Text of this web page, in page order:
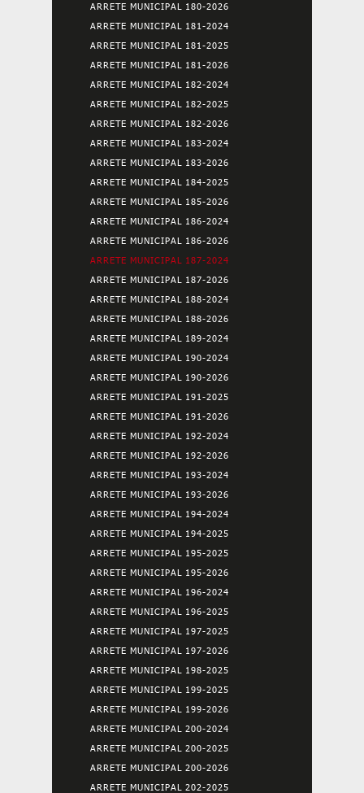
ARRETE MUNICIPAL 180-2026
ARRETE MUNICIPAL 181-2024
ARRETE MUNICIPAL 181-2025
ARRETE MUNICIPAL 181-2026
ARRETE MUNICIPAL 182-2024
ARRETE MUNICIPAL 182-2025
ARRETE MUNICIPAL 182-2026
ARRETE MUNICIPAL 183-2024
ARRETE MUNICIPAL 183-2026
ARRETE MUNICIPAL 184-2025
ARRETE MUNICIPAL 185-2026
ARRETE MUNICIPAL 186-2024
ARRETE MUNICIPAL 186-2026
ARRETE MUNICIPAL 187-2024
ARRETE MUNICIPAL 187-2026
ARRETE MUNICIPAL 188-2024
ARRETE MUNICIPAL 188-2026
ARRETE MUNICIPAL 189-2024
ARRETE MUNICIPAL 190-2024
ARRETE MUNICIPAL 190-2026
ARRETE MUNICIPAL 191-2025
ARRETE MUNICIPAL 191-2026
ARRETE MUNICIPAL 192-2024
ARRETE MUNICIPAL 192-2026
ARRETE MUNICIPAL 193-2024
ARRETE MUNICIPAL 193-2026
ARRETE MUNICIPAL 194-2024
ARRETE MUNICIPAL 194-2025
ARRETE MUNICIPAL 195-2025
ARRETE MUNICIPAL 195-2026
ARRETE MUNICIPAL 196-2024
ARRETE MUNICIPAL 196-2025
ARRETE MUNICIPAL 197-2025
ARRETE MUNICIPAL 197-2026
ARRETE MUNICIPAL 198-2025
ARRETE MUNICIPAL 199-2025
ARRETE MUNICIPAL 199-2026
ARRETE MUNICIPAL 200-2024
ARRETE MUNICIPAL 200-2025
ARRETE MUNICIPAL 200-2026
ARRETE MUNICIPAL 202-2025